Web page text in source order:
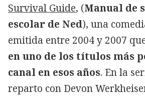
Survival Guide, (Manual de
escolar de Ned), una
emitida entre 2004 y 2007
en uno de los títulos más
canal en esos años. En la
reparto con Devon